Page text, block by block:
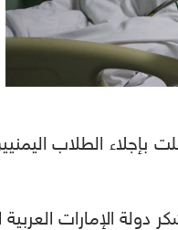
بإجلاء الطلاب
الإمارات